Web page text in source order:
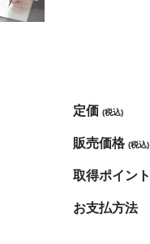
定価(税込)
販売価格(税込)
取得ポイント
お支払方法